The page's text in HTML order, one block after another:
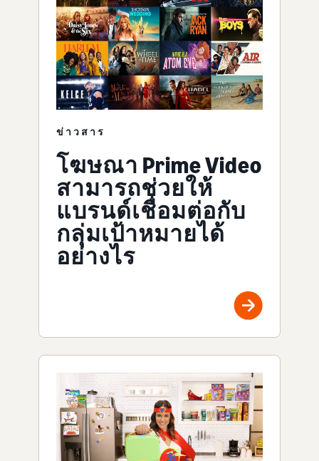
ข่าวสาร
โฆษณา Prime Video
สามารถช่วยให้
แบรนด์เชื่อมต่อกับ
กลุ่มเป้าหมายได้
อย่างไร